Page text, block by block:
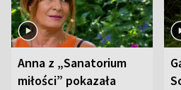
Anna z „Sanatorium
miłości” pokazała